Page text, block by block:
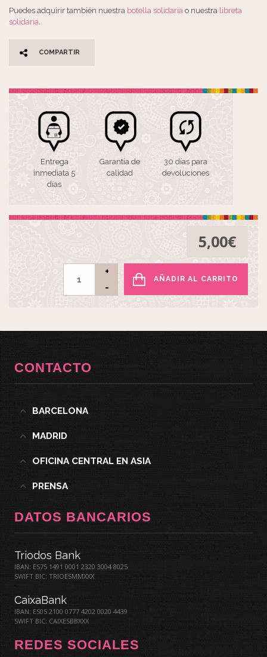
Puedes adquirir también nuestra botella solidaria o nuestra libreta
solidaria.
COMPARTIR
Entrega
inmediata 5
días
Garantía de
calidad
30 días para
devoluciones
5,00€
AÑADIR AL CARRITO
CONTACTO
BARCELONA
MADRID
OFICINA CENTRAL EN ASIA
PRENSA
DATOS BANCARIOS
Triodos Bank
IBAN: ES75 1491 0001 2320 3004 8025
SWIFT BIC: TRIOESMMXXX
CaixaBank
IBAN: ES05 2100 0777 4202 0020 4439
SWIFT BIC: CAIXESBBXXX
REDES SOCIALES